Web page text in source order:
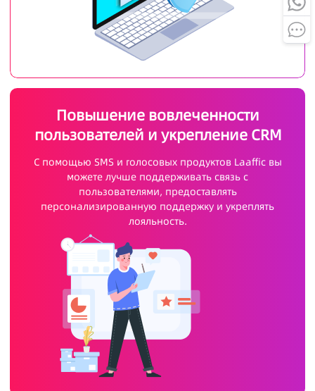
Повышение вовлеченности
пользователей и укрепление CRM
С помощью SMS и голосовых продуктов Laaffic вы
можете лучше поддерживать связь с
пользователями, предоставлять
персонализированную поддержку и укреплять
лояльность.